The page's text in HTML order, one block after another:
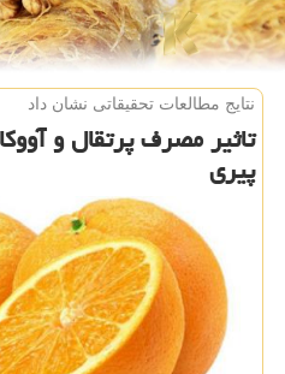
نتایج مطالعات تحقیقاتی نشان داد
تاثیر مصرف پرتقال و
پیری